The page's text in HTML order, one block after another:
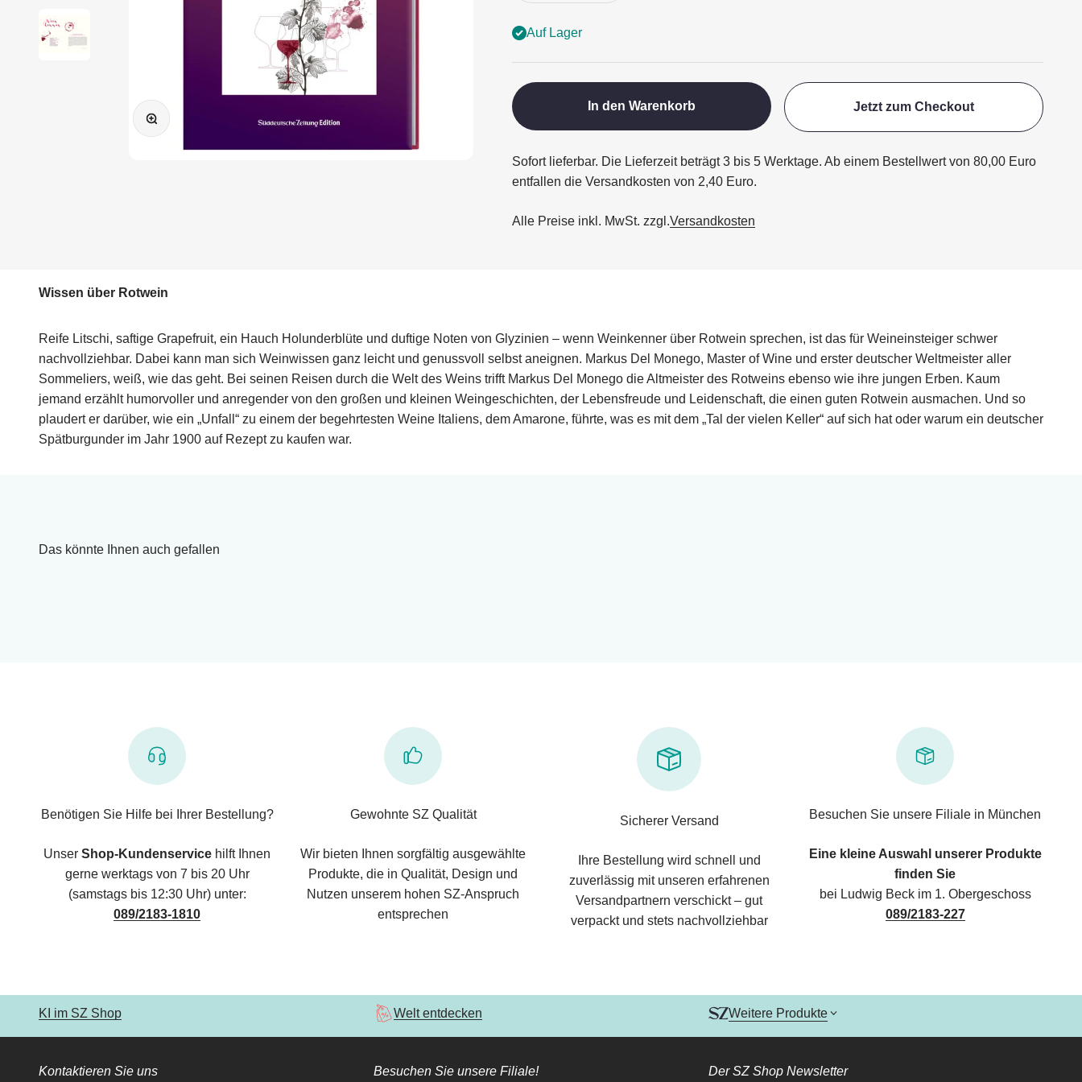
Bild vergrößern
Auf Lager
In den Warenkorb Jetzt zum Checkout
Sofort lieferbar. Die Lieferzeit beträgt 3 bis 5 Werktage. Ab einem Bestellwert von 80,00 Euro
entfallen die Versandkosten von 2,40 Euro.
Alle Preise inkl. MwSt. zzgl.Versandkosten
Wissen über Rotwein
Reife Litschi, saftige Grapefruit, ein Hauch Holunderblüte und duftige Noten von Glyzinien – wenn Weinkenner über Rotwein sprechen, ist das für Weineinsteiger schwer
nachvollziehbar. Dabei kann man sich Weinwissen ganz leicht und genussvoll selbst aneignen. Markus Del Monego, Master of Wine und erster deutscher Weltmeister aller
Sommeliers, weiß, wie das geht. Bei seinen Reisen durch die Welt des Weins trifft Markus Del Monego die Altmeister des Rotweins ebenso wie ihre jungen Erben. Kaum
jemand erzählt humorvoller und anregender von den großen und kleinen Weingeschichten, der Lebensfreude und Leidenschaft, die einen guten Rotwein ausmachen. Und so
plaudert er darüber, wie ein „Unfall“ zu einem der begehrtesten Weine Italiens, dem Amarone, führte, was es mit dem „Tal der vielen Keller“ auf sich hat oder warum ein deutscher
Spätburgunder im Jahr 1900 auf Rezept zu kaufen war.
Das könnte Ihnen auch gefallen
Benötigen Sie Hilfe bei Ihrer Bestellung?
Unser Shop-Kundenservice hilft Ihnen
gerne werktags von 7 bis 20 Uhr
(samstags bis 12:30 Uhr) unter:
089/2183-1810
Gewohnte SZ Qualität
Wir bieten Ihnen sorgfältig ausgewählte
Produkte, die in Qualität, Design und
Nutzen unserem hohen SZ-Anspruch
entsprechen
Sicherer Versand
Ihre Bestellung wird schnell und
zuverlässig mit unseren erfahrenen
Versandpartnern verschickt – gut
verpackt und stets nachvollziehbar
Besuchen Sie unsere Filiale in München
Eine kleine Auswahl unserer Produkte
finden Sie
bei Ludwig Beck im 1. Obergeschoss
089/2183-227
KI im SZ Shop Welt entdecken Weitere Produkte
Kontaktieren Sie uns Besuchen Sie unsere Filiale! Der SZ Shop Newsletter